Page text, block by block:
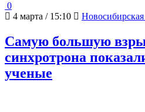
0
4 марта / 15:10
Новосибирская
Самую большую
синхротрона
ученые